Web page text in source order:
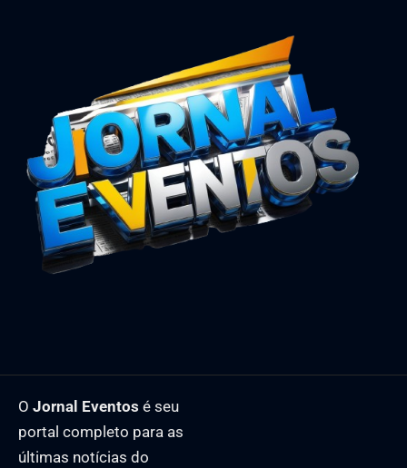
O Jornal Eventos é seu
portal completo para as
últimas notícias do